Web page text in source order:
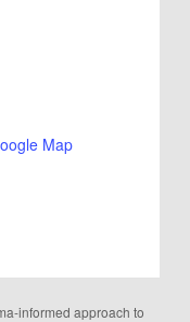
Map
informed approach to